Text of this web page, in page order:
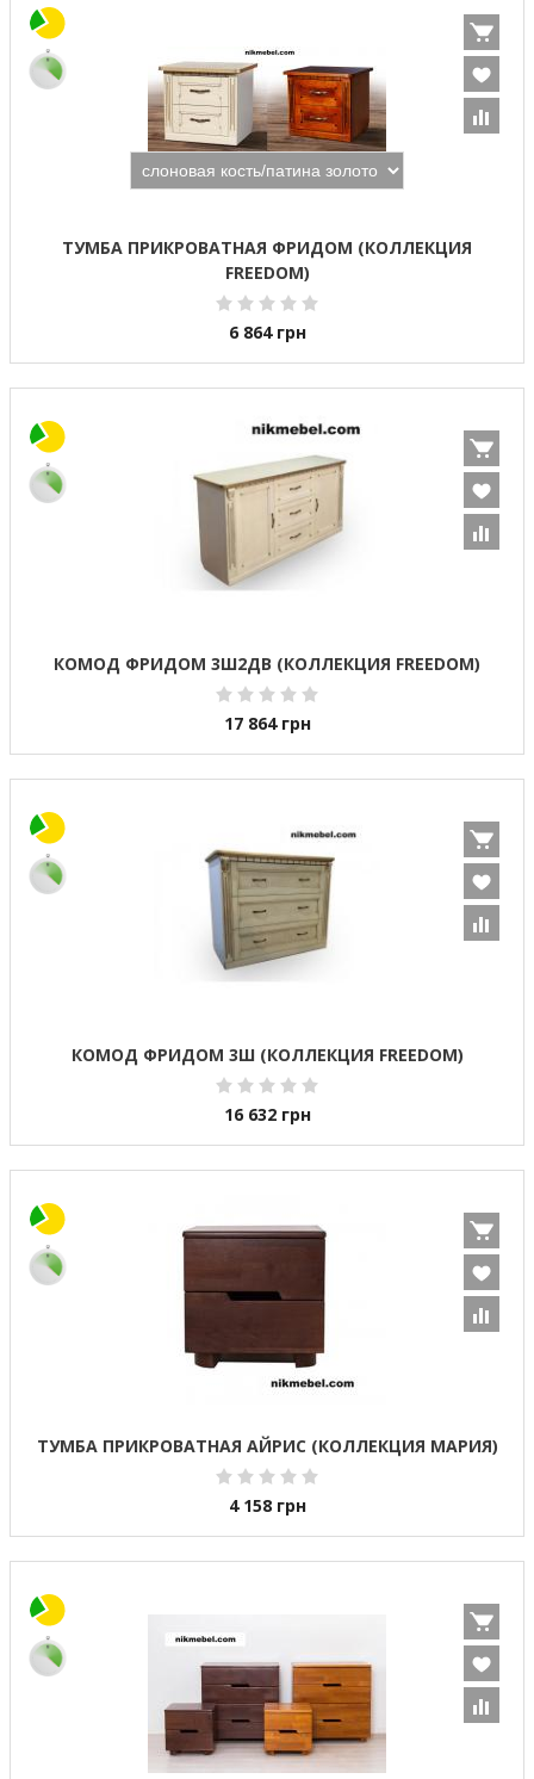
ТУМБА ПРИКРОВАТНАЯ ФРИДОМ (КОЛЛЕКЦИЯ
FREEDOM)
6 864 грн
КОМОД ФРИДОМ 3Ш2ДВ (КОЛЛЕКЦИЯ FREEDOM)
17 864 грн
КОМОД ФРИДОМ 3Ш (КОЛЛЕКЦИЯ FREEDOM)
16 632 грн
ТУМБА ПРИКРОВАТНАЯ АЙРИС (КОЛЛЕКЦИЯ МАРИЯ)
4 158 грн